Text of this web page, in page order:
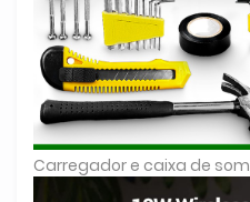
Carregador e caixa de som